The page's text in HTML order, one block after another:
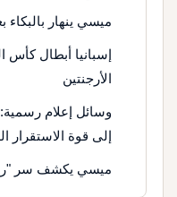
ميسي ينهار بالبكاء
إسبانيا أبطال كأس
الأرجنتين
وسائل إعلام رسمية:
إلى قوة الاستقرار
ميسي يكشف سر